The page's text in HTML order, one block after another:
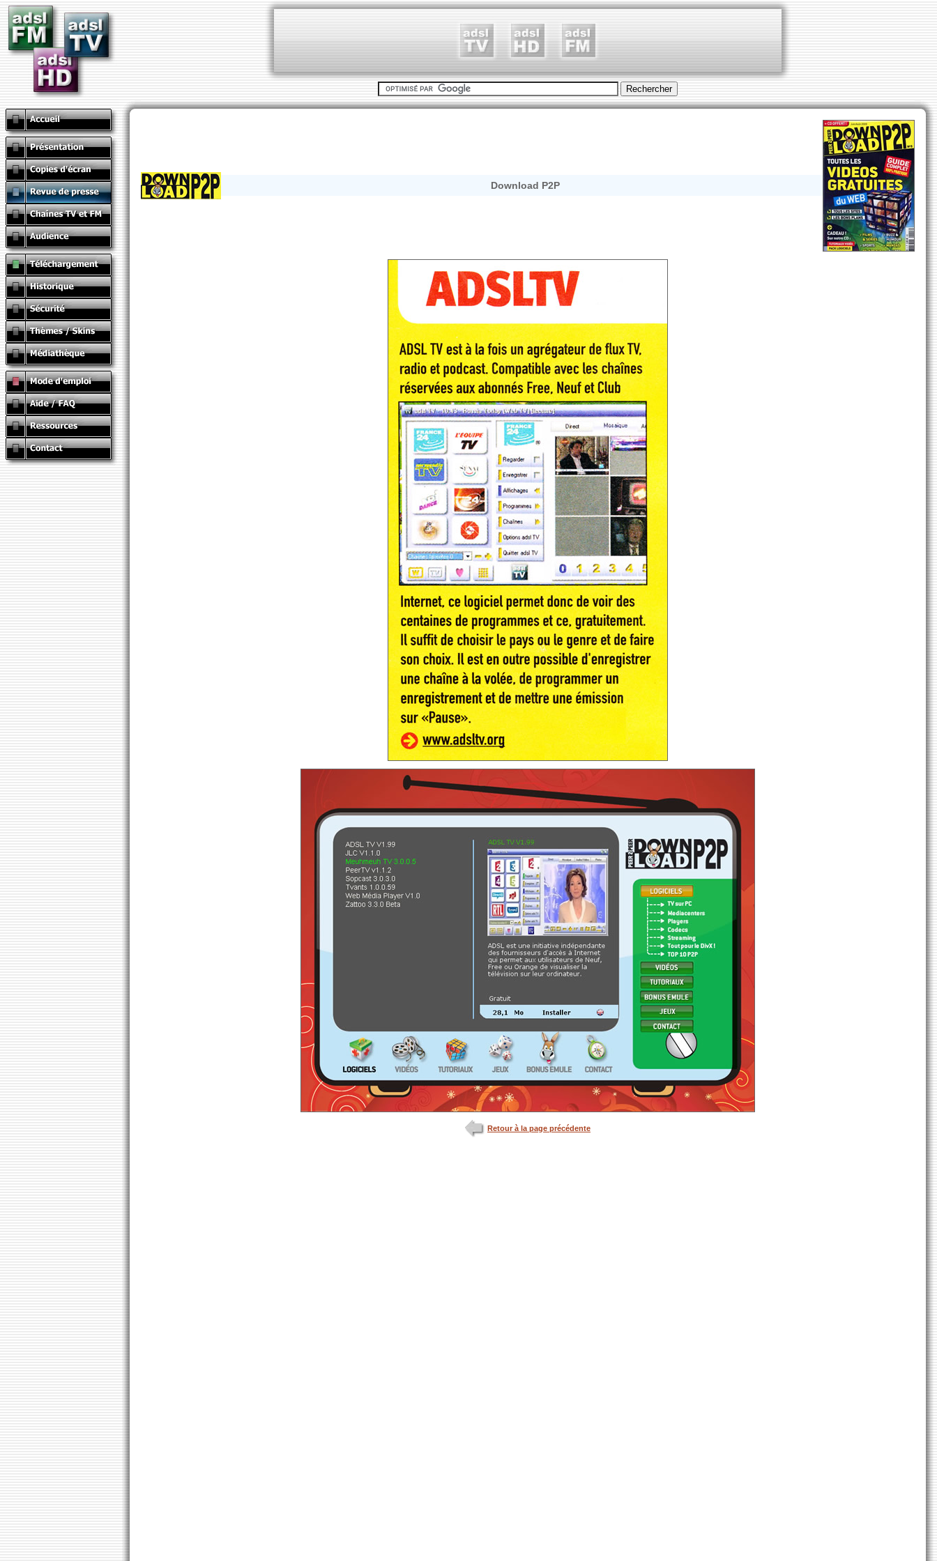
Download P2P
Retour à la page précédente